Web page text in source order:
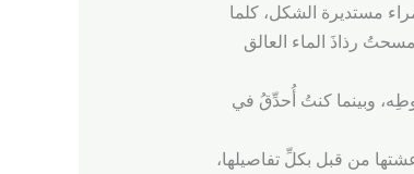
مستديرة الشكل، كلما
رذاذَ الماء العالق
وبينما كنتُ أُحدِّقُ في
من قبل بكلِّ تفاصيلها،